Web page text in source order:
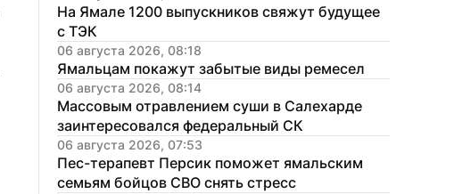
На Ямале 1200 выпускников свяжут будущее
с ТЭК
06 августа 2026, 08:18
Ямальцам покажут забытые виды ремесел
06 августа 2026, 08:14
Массовым отравлением суши в Салехарде
заинтересовался федеральный СК
06 августа 2026, 07:53
Пес-терапевт Персик поможет ямальским
семьям бойцов СВО снять стресс